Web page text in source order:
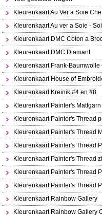
Kleurenkaart Au Ver a Soie
Kleurenkaart Au ver a Soie -
Kleurenkaart DMC Coton a
Kleurenkaart DMC Diamant
Kleurenkaart Frank-Baumwolle
Kleurenkaart House of
Kleurenkaart Kreinik #4 en #8
Kleurenkaart Painter's Mattgarn
Kleurenkaart Painter's Thread
Kleurenkaart Painter's Thread
Kleurenkaart Painter's Thread
Kleurenkaart Painter's Thread
Kleurenkaart Painter's Thread
Kleurenkaart Painter's Thread
Kleurenkaart Rainbow Gallery
Kleurenkaart Rainbow Gallery